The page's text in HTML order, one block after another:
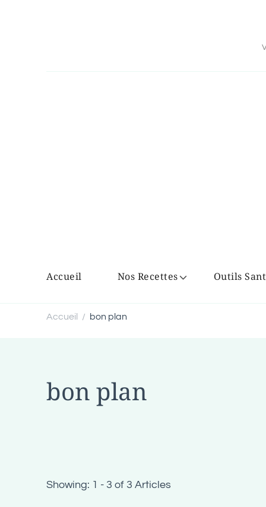
Accueil Nos Recettes Outils
Accueil / bon plan
bon plan
Showing: 1 - 3 of 3 Articles